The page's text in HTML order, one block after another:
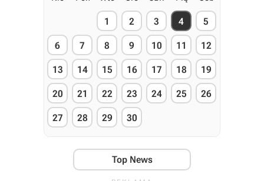
1 2 3 4 5
6 7 8 9 10 11 12
13 14 15 16 17 18 19
20 21 22 23 24 25 26
27 28 29 30
Top News